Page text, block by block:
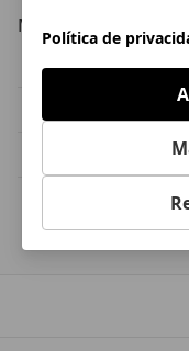
Modelos alternativos
Mazda MX-5
Infiniti G37
Política de